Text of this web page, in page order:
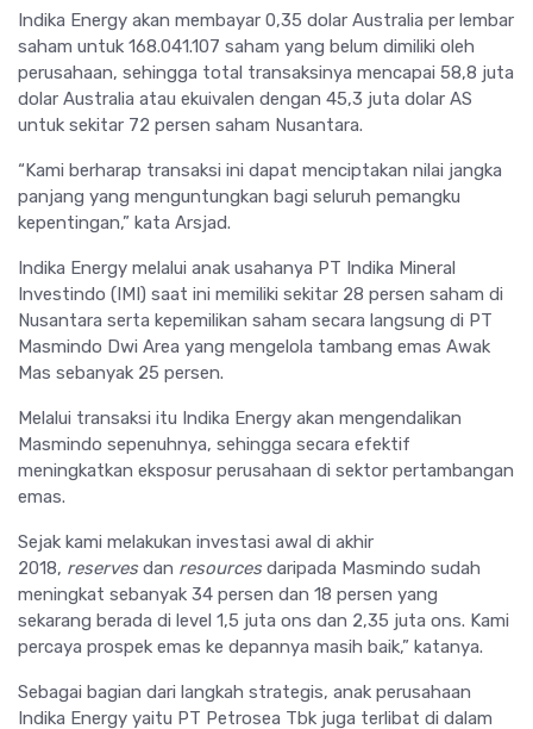
Indika Energy akan membayar 0,35 dolar Australia per lembar
saham untuk 168.041.107 saham yang belum dimiliki oleh
perusahaan, sehingga total transaksinya mencapai 58,8 juta
dolar Australia atau ekuivalen dengan 45,3 juta dolar AS
untuk sekitar 72 persen saham Nusantara.
“Kami berharap transaksi ini dapat menciptakan nilai jangka
panjang yang menguntungkan bagi seluruh pemangku
kepentingan,” kata Arsjad.
Indika Energy melalui anak usahanya PT Indika Mineral
Investindo (IMI) saat ini memiliki sekitar 28 persen saham di
Nusantara serta kepemilikan saham secara langsung di PT
Masmindo Dwi Area yang mengelola tambang emas Awak
Mas sebanyak 25 persen.
Melalui transaksi itu Indika Energy akan mengendalikan
Masmindo sepenuhnya, sehingga secara efektif
meningkatkan eksposur perusahaan di sektor pertambangan
emas.
Sejak kami melakukan investasi awal di akhir
2018, reservesdan resourcesdaripada Masmindo sudah
meningkat sebanyak 34 persen dan 18 persen yang
sekarang berada di level 1,5 juta ons dan 2,35 juta ons. Kami
percaya prospek emas ke depannya masih baik,” katanya.
Sebagai bagian dari langkah strategis, anak perusahaan
Indika Energy yaitu PT Petrosea Tbk juga terlibat di dalam